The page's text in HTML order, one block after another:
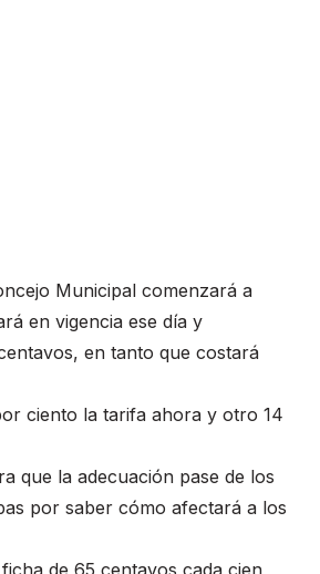
Municipal comenzará a
en vigencia ese día y
en tanto que costará
ciento la tarifa ahora y otro 14
que la adecuación pase de los
por saber cómo afectará a los
de 65 centavos cada cien